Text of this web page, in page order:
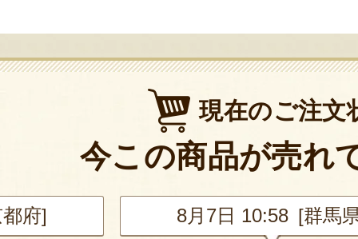
現在のご注文
今この商品が売れ
県] 8月7日 10:58 [東京